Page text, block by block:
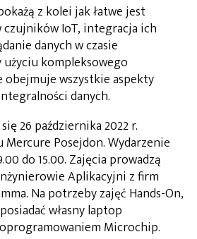
z kolei jak łatwe jest
IoT, integracja ich
danych w czasie
kompleksowego
wszystkie aspekty
danych.
26 października 2022 r.
Posejdon. Wydarzenie
do 15.00. Zajęcia prowadzą
Aplikacyjni z firm
Na potrzeby zajęć Hands-On,
własny laptop
Microchip.